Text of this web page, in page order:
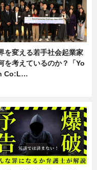
を変える若手社会起業家
を考えているのか？「Yo
Co:L…